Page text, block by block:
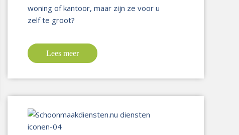
woning of kantoor, maar zijn ze voor u
zelf te groot?
Lees meer